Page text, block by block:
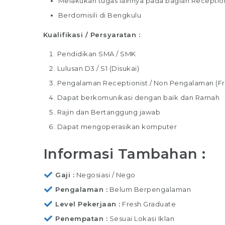
Berdomisili di Bengkulu
Kualifikasi / Persyaratan :
Pendidikan SMA / SMK
Lulusan D3 / S1 (Disukai)
Pengalaman Receptionist / Non Pengalaman
Dapat berkomunikasi dengan baik dan Ramah
Rajin dan Bertanggung jawab
Dapat mengoperasikan komputer
Informasi Tambahan :
Gaji
Negosiasi / Nego
Pengalaman
Belum Berpengalaman
Level Pekerjaan
Fresh Graduate
Penempatan
Sesuai Lokasi Iklan